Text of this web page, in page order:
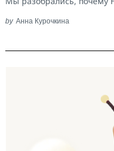
by Анна Курочкина